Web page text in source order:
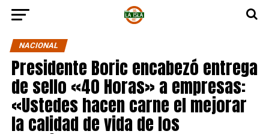
NACIONAL
Presidente Boric encabezó entrega
de sello «40 Horas» a empresas:
«Ustedes hacen carne el mejorar
la calidad de vida de los